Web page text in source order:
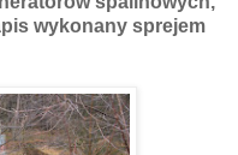
wykonany sprejem